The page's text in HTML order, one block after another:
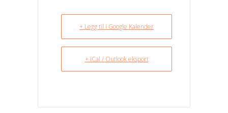
+ Legg til i Google Kalender
+ iCal / Outlook eksport